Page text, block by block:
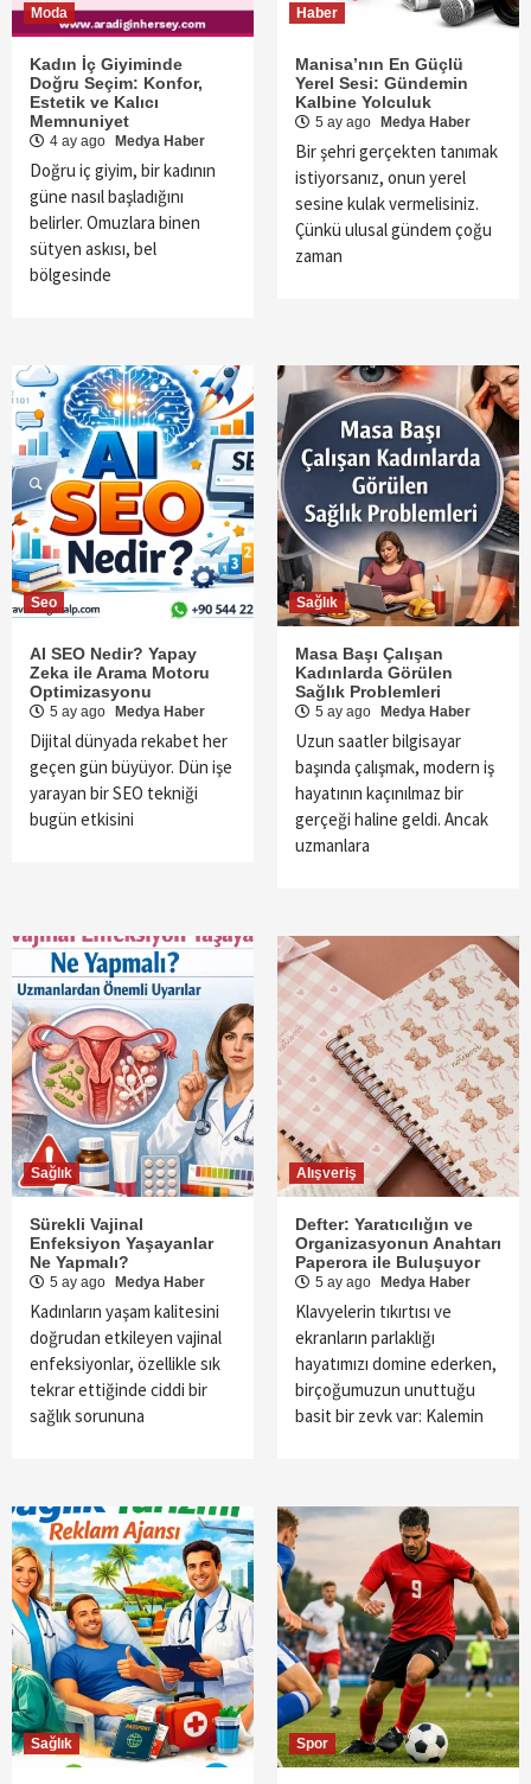
Moda
Kadın İç Giyiminde
Doğru Seçim: Konfor,
Estetik ve Kalıcı
Memnuniyet
4 ay ago Medya Haber
Doğru iç giyim, bir kadının
güne nasıl başladığını
belirler. Omuzlara binen
sütyen askısı, bel
bölgesinde
Haber
Manisa’nın En Güçlü
Yerel Sesi: Gündemin
Kalbine Yolculuk
5 ay ago Medya Haber
Bir şehri gerçekten tanımak
istiyorsanız, onun yerel
sesine kulak vermelisiniz.
Çünkü ulusal gündem çoğu
zaman
Seo
AI SEO Nedir? Yapay
Zeka ile Arama Motoru
Optimizasyonu
5 ay ago Medya Haber
Dijital dünyada rekabet her
geçen gün büyüyor. Dün işe
yarayan bir SEO tekniği
bugün etkisini
Sağlık
Masa Başı Çalışan
Kadınlarda Görülen
Sağlık Problemleri
5 ay ago Medya Haber
Uzun saatler bilgisayar
başında çalışmak, modern iş
hayatının kaçınılmaz bir
gerçeği haline geldi. Ancak
uzmanlara
Sağlık
Sürekli Vajinal
Enfeksiyon Yaşayanlar
Ne Yapmalı?
5 ay ago Medya Haber
Kadınların yaşam kalitesini
doğrudan etkileyen vajinal
enfeksiyonlar, özellikle sık
tekrar ettiğinde ciddi bir
sağlık sorununa
Alışveriş
Defter: Yaratıcılığın ve
Organizasyonun Anahtarı
Paperora ile Buluşuyor
5 ay ago Medya Haber
Klavyelerin tıkırtısı ve
ekranların parlaklığı
hayatımızı domine ederken,
birçoğumuzun unuttuğu
basit bir zevk var: Kalemin
Sağlık Spor